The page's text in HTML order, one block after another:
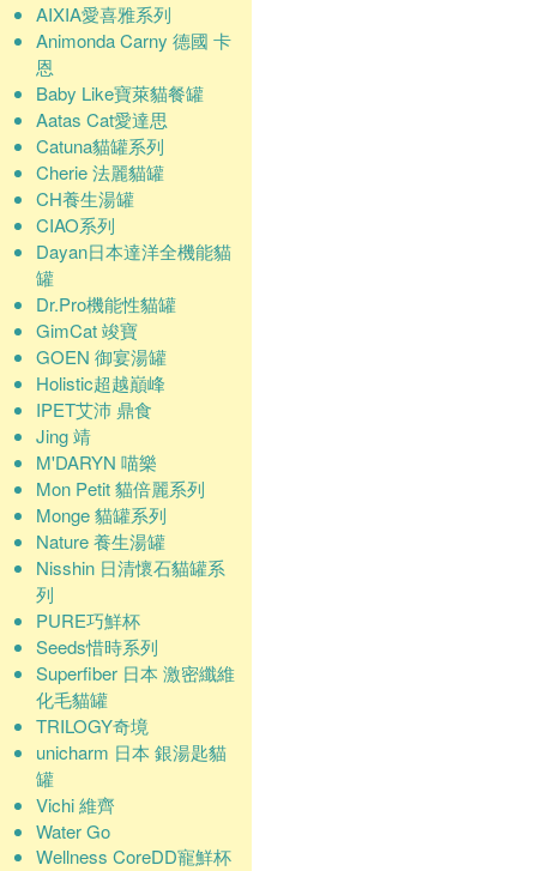
AIXIA愛喜雅系列
Animonda Carny 德國 卡
恩
Baby Like寶萊貓餐罐
Aatas Cat愛達思
Catuna貓罐系列
Cherie 法麗貓罐
CH養生湯罐
CIAO系列
Dayan日本達洋全機能貓
罐
Dr.Pro機能性貓罐
GimCat 竣寶
GOEN 御宴湯罐
Holistic超越巔峰
IPET艾沛 鼎食
Jing 靖
M'DARYN 喵樂
Mon Petit 貓倍麗系列
Monge 貓罐系列
Nature 養生湯罐
Nisshin 日清懷石貓罐系
列
PURE巧鮮杯
Seeds惜時系列
Superfiber 日本 激密纖維
化毛貓罐
TRILOGY奇境
unicharm 日本 銀湯匙貓
罐
Vichi 維齊
Water Go
Wellness CoreDD寵鮮杯